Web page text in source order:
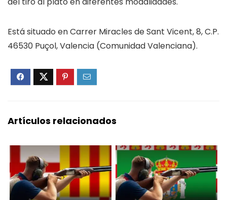
Está situado en Carrer Miracles de Sant Vicent, 8, C.P.
46530 Puçol, Valencia (Comunidad Valenciana).
Artículos relacionados